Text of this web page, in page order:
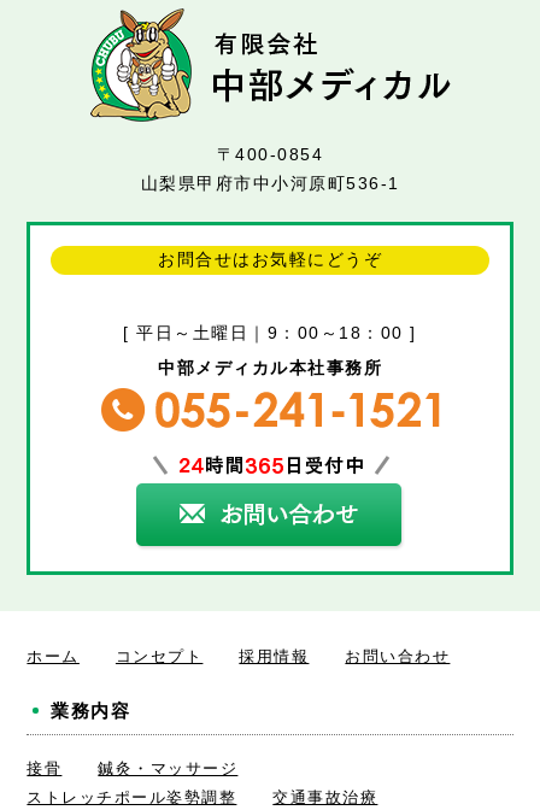
〒400-0854
山梨県甲府市中小河原町536-1
お問合せはお気軽にどうぞ
[ 平日～土曜日｜9：00～18：00 ]
中部メディカル本社事務所
ホーム コンセプト 採用情報 お問い合わせ
業務内容
接骨
鍼灸・マッサージ
ストレッチポール姿勢調整
交通事故治療